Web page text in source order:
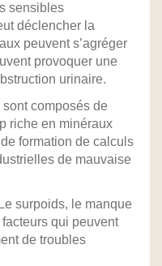
sensibles
déclencher la
peuvent s’agréger
provoquer une
urinaire.
composés de
riche en minéraux
formation de calculs
de mauvaise
surpoids, le manque
qui peuvent
de troubles